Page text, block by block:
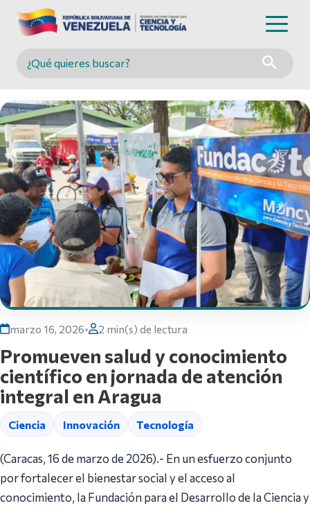
Buscar en MINCYT
marzo 16, 2026• 2 min(s) de lectura
Promueven salud y conocimiento
científico en jornada de atención
integral en Aragua
Ciencia Innovación Tecnología
(Caracas, 16 de marzo de 2026).- En un esfuerzo conjunto
por fortalecer el bienestar social y el acceso al
conocimiento, la Fundación para el Desarrollo de la Ciencia y